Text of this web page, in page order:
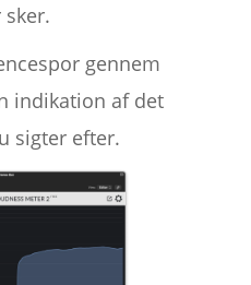
gennem
indikation af det
sigter efter.